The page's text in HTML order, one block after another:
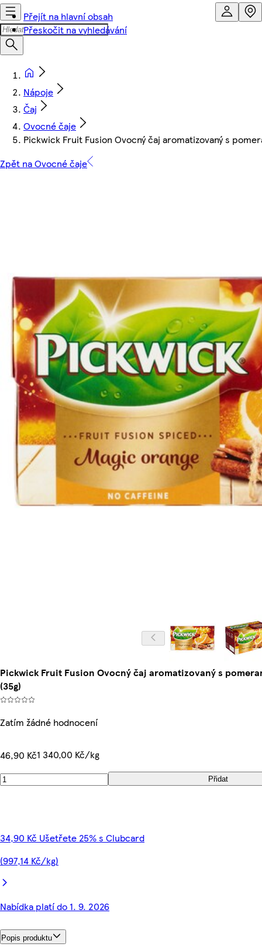
Přejít na hlavní obsah
Přeskočit na vyhledávání
Nápoje
Čaj
Ovocné čaje
Pickwick Fruit Fusion Ovocný čaj aromatizovaný s
Zpět na Ovocné čaje
Pickwick Fruit Fusion Ovocný čaj aromatizovaný s
(35g)
Zatím žádné hodnocení
46,90 Kč1 340,00 Kč/kg
Přidat
34,90 Kč Ušetřete 25% s Clubcard
(997,14 Kč/kg)
Nabídka platí do 1. 9. 2026
Popis produktu